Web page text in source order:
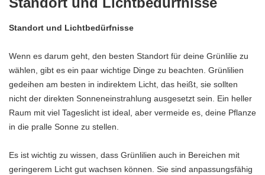
Standort und Lichtbedürfnisse
Wenn es darum geht, den besten Standort für deine Grünlilie zu
wählen, gibt es ein paar wichtige Dinge zu beachten. Grünlilien
gedeihen am besten in indirektem Licht, das heißt, sie sollten
nicht der direkten Sonneneinstrahlung ausgesetzt sein. Ein heller
Raum mit viel Tageslicht ist ideal, aber vermeide es, deine Pflanze
in die pralle Sonne zu stellen.
Es ist wichtig zu wissen, dass Grünlilien auch in Bereichen mit
geringerem Licht gut wachsen können. Sie sind anpassungsfähig